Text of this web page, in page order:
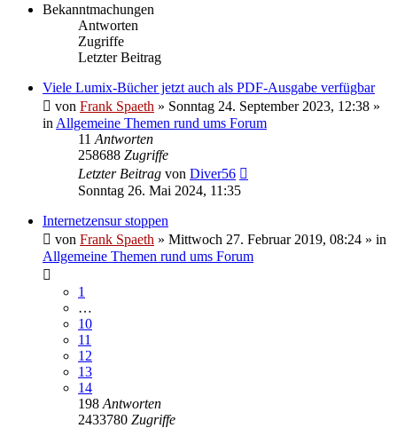
Bekanntmachungen
Antworten
Zugriffe
Letzter Beitrag
Viele Lumix-Bücher jetzt auch als PDF-Ausgabe verfügbar
von Frank Spaeth » Sonntag 24. September 2023, 12:38 »
in Allgemeine Themen rund ums Forum
11 Antworten
258688 Zugriffe
Letzter Beitrag von Diver56
Sonntag 26. Mai 2024, 11:35
Internetzensur stoppen
von Frank Spaeth » Mittwoch 27. Februar 2019, 08:24 » in
Allgemeine Themen rund ums Forum
1
…
10
11
12
13
14
198 Antworten
2433780 Zugriffe